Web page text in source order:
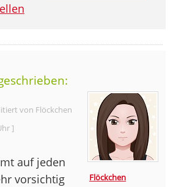
Flöckchen
von Flöckchen
]
auf jeden
vorsichtig